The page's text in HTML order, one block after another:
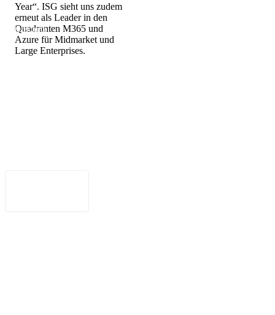
Year“. ISG sieht uns zudem
erneut als Leader in den
Quadranten M365 und
Azure für Midmarket und
Large Enterprises.
Datenschutz